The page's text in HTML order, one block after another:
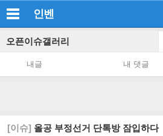
인벤
오픈이슈갤러리
내글 내 댓글
[이슈] 올공 부정선거 단톡방 잠입하다